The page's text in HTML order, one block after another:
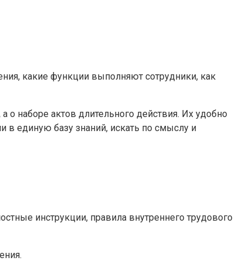
какие функции выполняют сотрудники, как
наборе актов длительного действия. Их удобно
в единую базу знаний, искать по смыслу и
инструкции, правила внутреннего трудового